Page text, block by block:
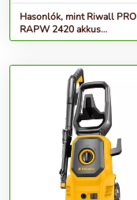
Hasonlók, mint Riwall PRO
RAPW 2420 akkus
magasnyomású mosó 20 V,